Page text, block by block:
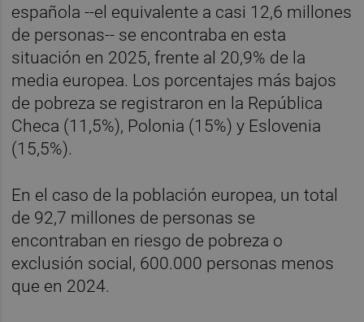
española --el equivalente a casi 12,6 millones
de personas-- se encontraba en esta
situación en 2025, frente al 20,9% de la
media europea. Los porcentajes más bajos
de pobreza se registraron en la República
Checa (11,5%), Polonia (15%) y Eslovenia
(15,5%).
En el caso de la población europea, un total
de 92,7 millones de personas se
encontraban en riesgo de pobreza o
exclusión social, 600.000 personas menos
que en 2024.